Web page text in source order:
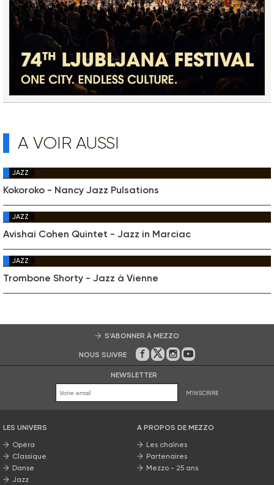
A VOIR AUSSI
JAZZ
Kokoroko - Nancy Jazz Pulsations
JAZZ
Avishai Cohen Quintet - Jazz in Marciac
JAZZ
Trombone Shorty - Jazz à Vienne
S’ABONNER À MEZZO
NOUS SUIVRE Sur Facebook
Sur Twitter
Sur Instagram
Sur Youtube
NEWSLETTER
M'INSCRIRE
LES UNIVERS
Opéra
Classique
Danse
Jazz
A PROPOS DE MEZZO
Les chaînes
Partenaires
Mezzo - 25 ans